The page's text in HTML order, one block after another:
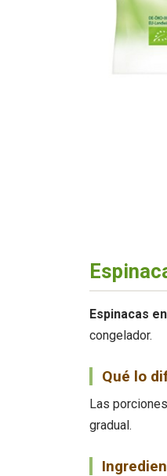
Espinacas
congelador.
Qué lo
Las
gradual.